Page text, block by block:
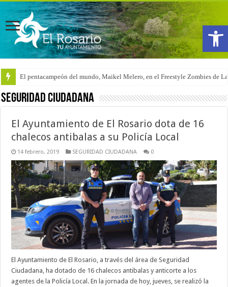
El pentacampeón del mundo, Maikel Melero, en el Freestyle Zombies de
SEGURIDAD CIUDADANA
El Ayuntamiento de El Rosario dota de 16
chalecos antibalas a su Policía Local
14 febrero, 2019 SEGURIDAD CIUDADANA 0
El Ayuntamiento de El Rosario, a través del área de Seguridad
Ciudadana, ha dotado de 16 chalecos antibalas y anticorte a los
agentes de la Policía Local. En la jornada de hoy, jueves, se realizó la